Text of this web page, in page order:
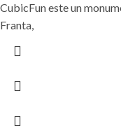
CubicFun este un
Franta,